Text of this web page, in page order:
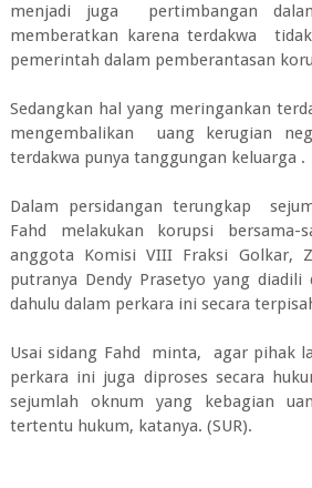
menjadi juga pertimbangan
memberatkan karena terdakwa
pemerintah dalam pemberantasan
Sedangkan hal yang meringankan
mengembalikan uang kerugian
terdakwa punya tanggungan keluarga .
Dalam persidangan terungkap
Fahd ‎melakukan korupsi bersama-
anggota Komisi VIII Fraksi Golkar,
putranya Dendy Prasetyo yang
dahulu dalam perkara ini secara
Usai sidang Fahd minta, agar pihak
perkara ini juga diproses secara
sejumlah oknum yang kebagian
tertentu hukum, katanya. (SUR).